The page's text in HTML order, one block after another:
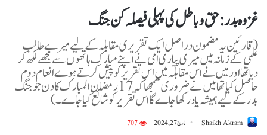
غزوہ بدر:حق و باطل کی پہلی فیصلہ کن جنگ
(قارئین یہ مضمون دراصل ایک تقریری مقابلہ کے لیے میرے طالب
علمی کے زمانہ میں میری پیاری امی نے اپنے مبارک ہاتھوں سے مجھے لکھ کر
دیا تھا اور میں نے اس مقابلہ میں اس تقریر کو پیش کرتےہوے انعام دوم
حاصل کیا تھا میں نے ضروری سمجھا کہ 17 رمضان المبارک کا دن جو جنگ
بدر کے لیے ہمیشہ یاد رکھا جاے گا اس تقریر کو شائع کیا جاے ۔)
Shaikh Akram مارچ 27, 2024 707